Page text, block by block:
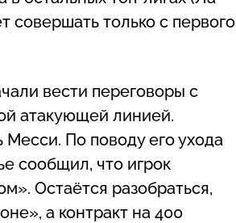
совершать только с первого
вести переговоры с
атакующей линией.
По поводу его ухода
сообщил, что игрок
Остаётся разобраться,
а контракт на 400